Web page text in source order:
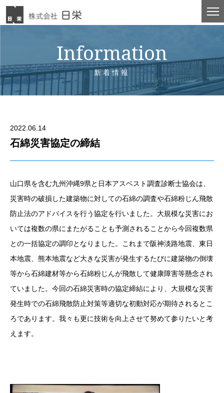
Information
新着情報
2022.06.14
石綿災害協定の締結
山口県を含む九州沖縄9県と日本アスベスト調査診断士協会は、
災害時の破損した建築物に対しての石綿の調査や石綿粉じん飛散
防止法のアドバイスを行う協定を行いました。大規模な災害にお
いては複数の県にまたがることも予測されることから今回複数県
との一括協定の調印となりました。これまで阪神淡路地震、東日
本地震、熊本地震など大きな災害が発生するたびに建築物の倒壊
等から石綿建材等から石綿粉じんが飛散して健康障害等懸念され
ていました。今回の石綿災害時の協定締結により、大規模な災害
発生時での石綿飛散防止対策等適切な初動対応が期待されるとこ
ろであります。我々も更に技術を向上させて努めて参りたいと考
えます。